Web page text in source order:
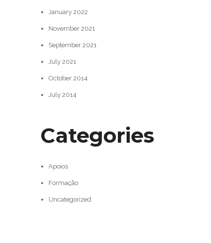
January 2022
November 2021
September 2021
July 2021
October 2014
July 2014
Categories
Apoios
Formação
Uncategorized